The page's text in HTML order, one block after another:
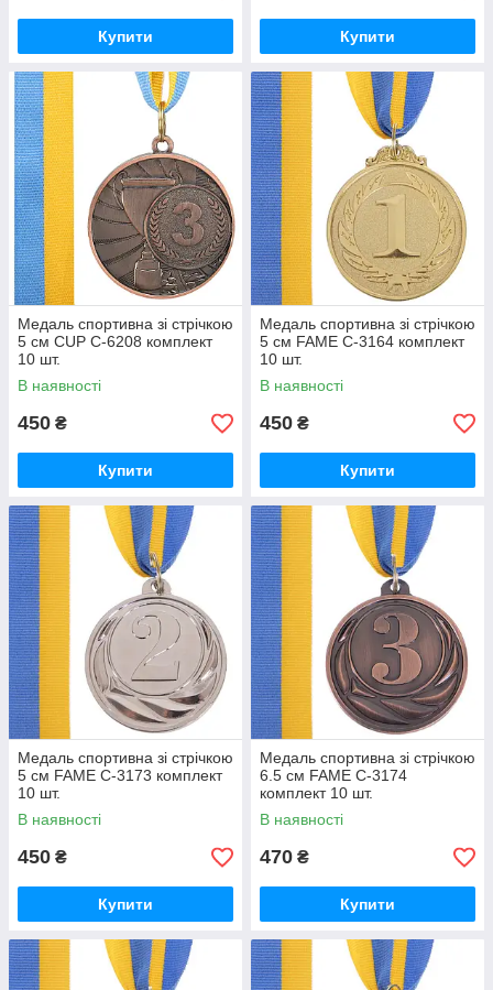
Купити Купити
Медаль спортивна зі стрічкою
5 см CUP C-6208 комплект
10 шт.
В наявності
450 ₴
Купити
Медаль спортивна зі стрічкою
5 см FAME C-3164 комплект
10 шт.
В наявності
450 ₴
Купити
Медаль спортивна зі стрічкою
5 см FAME C-3173 комплект
10 шт.
В наявності
450 ₴
Купити
Медаль спортивна зі стрічкою
6.5 см FAME C-3174
комплект 10 шт.
В наявності
470 ₴
Купити